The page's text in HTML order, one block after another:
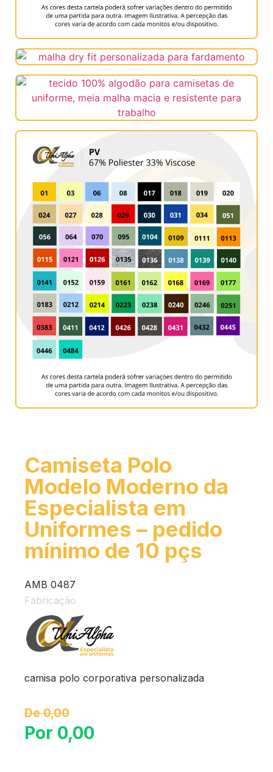
Camiseta Polo
Modelo Moderno da
Especialista em
Uniformes – pedido
mínimo de 10 pçs
AMB 0487
Fabricação
camisa polo corporativa personalizada
De 0,00
Por 0,00